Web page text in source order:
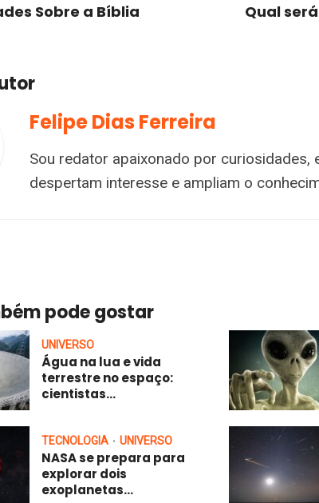
Sobre a Bíblia Qual
Felipe Dias Ferreira
Sou redator apaixonado por
despertam interesse e ampliam o
pode gostar
UNIVERSO
Água na lua e vida
terrestre no espaço:
cientistas...
TECNOLOGIA • UNIVERSO
NASA se prepara para
explorar dois
exoplanetas...